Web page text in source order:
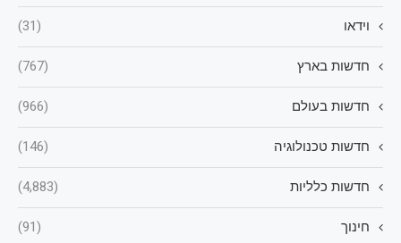
וידאו (31)
חדשות בארץ (767)
חדשות בעולם (966)
חדשות טכנולוגיה (146)
חדשות כלליות (4,883)
חינוך (91)